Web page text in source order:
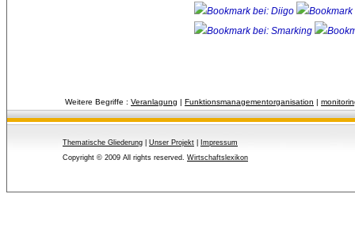
Weitere Begriffe : Veranlagung | Funktionsmanagementorganisation |
Thematische Gliederung Unser Projekt
Impressum
Copyright © 2009 All rights reserved. Wirtschaftslexikon